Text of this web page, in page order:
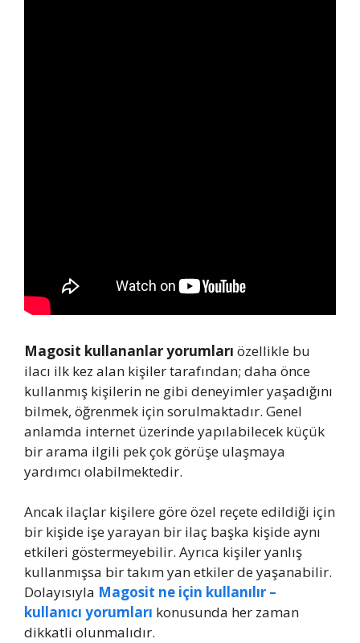
Magosit kullananlar yorumları özellikle bu
ilacı ilk kez alan kişiler tarafından; daha önce
kullanmış kişilerin ne gibi deneyimler yaşadığını
bilmek, öğrenmek için sorulmaktadır. Genel
anlamda internet üzerinde yapılabilecek küçük
bir arama ilgili pek çok görüşe ulaşmaya
yardımcı olabilmektedir.
Ancak ilaçlar kişilere göre özel reçete edildiği için
bir kişide işe yarayan bir ilaç başka kişide aynı
etkileri göstermeyebilir. Ayrıca kişiler yanlış
kullanmışsa bir takım yan etkiler de yaşanabilir.
Dolayısıyla Magosit ne için kullanılır –
kullanıcı yorumları konusunda her zaman
dikkatli olunmalıdır.